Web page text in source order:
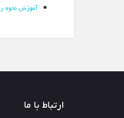
آموزش نحوه
ارتباط با ما